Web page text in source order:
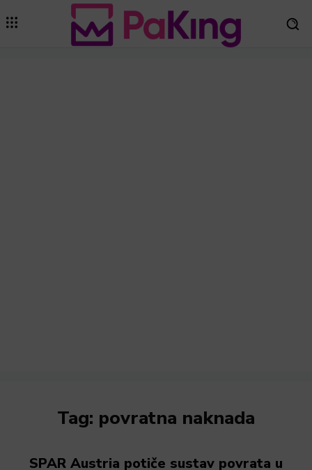
Tag: povratna naknada
SPAR Austria potiče sustav povrata u